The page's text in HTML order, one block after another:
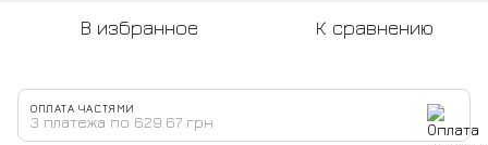
В избранное К сравнению
ОПЛАТА ЧАСТЯМИ
3 платежа по 629.67 грн